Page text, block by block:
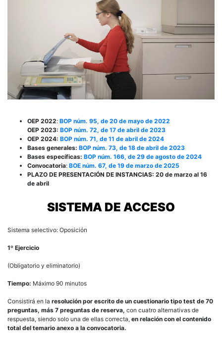
OEP 2022: BOP núm. 95, de 20 de mayo de 2022
OEP 2023: BOP núm. 72, de 17 de abril de 2023
OEP 2024: BOP núm. 71, de 11 de abril de 2024
Bases generales: BOP núm. 73, de 18 de abril de 2023
Bases específicas: BOP núm. 166, de 29 de agosto de 2024
Convocatoria: BOE núm. 67, de 19 de marzo de 2025
PLAZO DE PRESENTACIÓN DE INSTANCIAS: 20 de marzo al 16
de abril
SISTEMA DE ACCESO
Sistema selectivo: Oposición
1º Ejercicio
(Obligatorio y eliminatorio)
Tiempo: Máximo 90 minutos
Consistirá en la resolución por escrito de un cuestionario tipo test de 70
preguntas, más 7 preguntas de reserva, con cuatro alternativas de
respuesta, siendo solo una de ellas correcta, en relación con el contenido
total del temario anexo a la convocatoria.